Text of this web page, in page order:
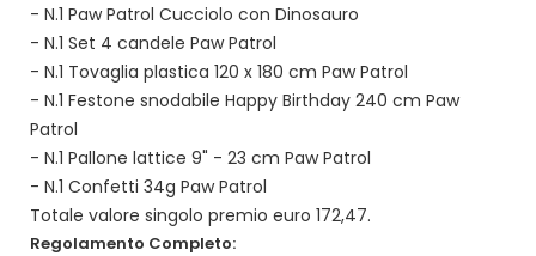
- N.1 Paw Patrol Cucciolo con Dinosauro
- N.1 Set 4 candele Paw Patrol
- N.1 Tovaglia plastica 120 x 180 cm Paw Patrol
- N.1 Festone snodabile Happy Birthday 240 cm Paw
Patrol
- N.1 Pallone lattice 9" - 23 cm Paw Patrol
- N.1 Confetti 34g Paw Patrol
Totale valore singolo premio euro 172,47.
Regolamento Completo: